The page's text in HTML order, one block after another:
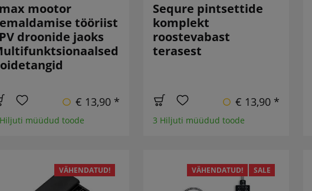
mootor
tööriist
droonide jaoks
€ 13,90 *
müüdud toode
Sequre pintsettide
komplekt
roostevabast
terasest
€ 13,90 *
3 Hiljuti müüdud toode
VÄHENDATUD! VÄHENDATUD! SALE